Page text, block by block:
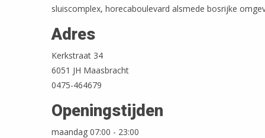
sluiscomplex, horecaboulevard alsmede bosrijke
Adres
Kerkstraat 34
6051 JH Maasbracht
0475-464679
Openingstijden
maandag 07:00 - 23:00